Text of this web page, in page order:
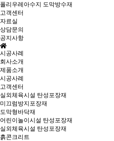
폴리우레아수지 도막방수재
고객센터
자료실
상담문의
공지사항
시공사례
회사소개
제품소개
시공사례
고객센터
실외체육시설 탄성포장재
미끄럼방지포장재
도막형바닥재
어린이놀이시설 탄성포장재
실외체육시설 탄성포장재
흙콘크리트